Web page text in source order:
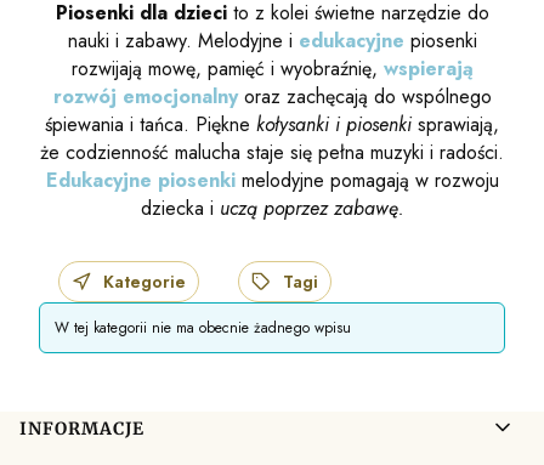
Piosenki dla dziecito z kolei świetne narzędzie do
nauki i zabawy. Melodyjne i edukacyjne piosenki
rozwijają mowę, pamięć i wyobraźnię, wspierają
rozwój emocjonalnyoraz zachęcają do wspólnego
śpiewania i tańca. Piękne kołysanki i piosenki sprawiają,
że codzienność malucha staje się pełna muzyki i radości.
Edukacyjne piosenkimelodyjne pomagają w rozwoju
dziecka i uczą poprzez zabawę.
Kategorie Tagi
W tej kategorii nie ma obecnie żadnego wpisu
Linki w stopce
INFORMACJE